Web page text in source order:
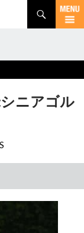
ニアゴル